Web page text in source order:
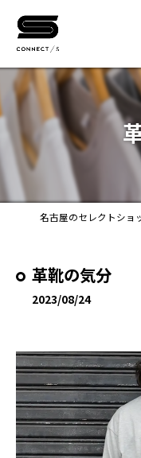
革靴の気分
2023/08/24